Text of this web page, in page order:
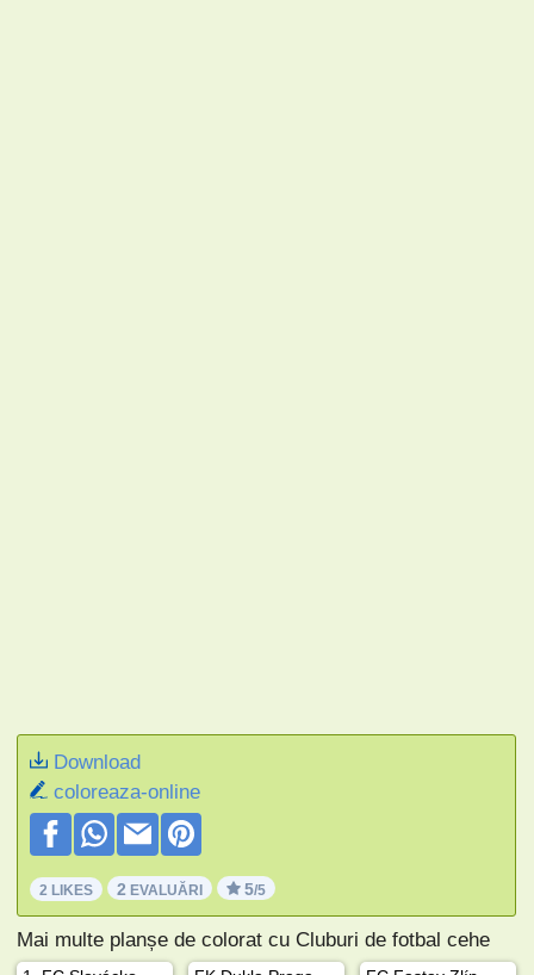
Download
coloreaza-online
2 LIKES 2 EVALUĂRI 5/5
Mai multe planșe de colorat cu Cluburi de fotbal cehe